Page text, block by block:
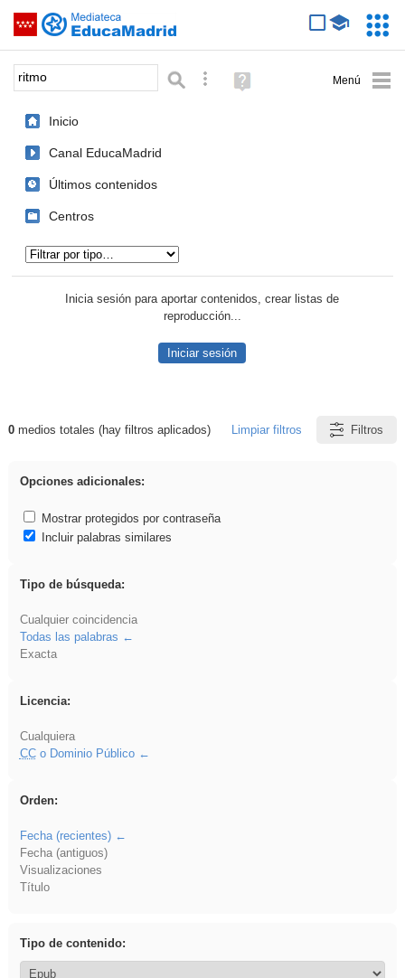
Saltar navegación
Palabra o frase: Búsqueda avanzada
Ayuda
(en
Inicio
Canal EducaMadrid
Últimos contenidos
Centros
Inicia sesión para aportar contenidos, crear listas de
reproducción...
Iniciar sesión
Resultados de: ritmo
0medios totales (hay filtros aplicados) Limpiar filtros Filtros
Opciones adicionales:
Mostrar protegidos por contraseña
Incluir palabras similares
Tipo de búsqueda:
Cualquier coincidencia
Todas las palabras
Exacta
Licencia:
Cualquiera
CCo Dominio Público
Orden:
Fecha (recientes)
Fecha (antiguos)
Visualizaciones
Título
Tipo de contenido: